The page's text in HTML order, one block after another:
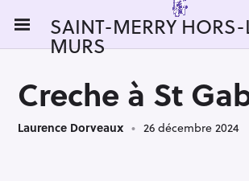
i
SAINT-MERRY
MURS
Creche à St
Laurence Dorveaux 26 décembre 2024